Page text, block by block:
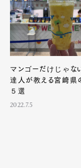
マンゴーだけじゃな
達人が教える宮崎県
５選
2022.7.5